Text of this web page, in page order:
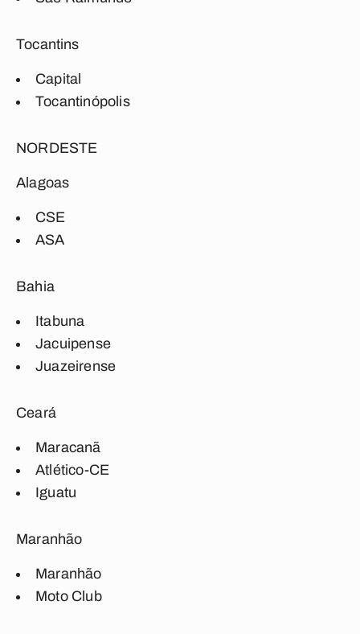
Tocantins
Capital
Tocantinópolis
NORDESTE
Alagoas
CSE
ASA
Bahia
Itabuna
Jacuipense
Juazeirense
Ceará
Maracanã
Atlético-CE
Iguatu
Maranhão
Maranhão
Moto Club